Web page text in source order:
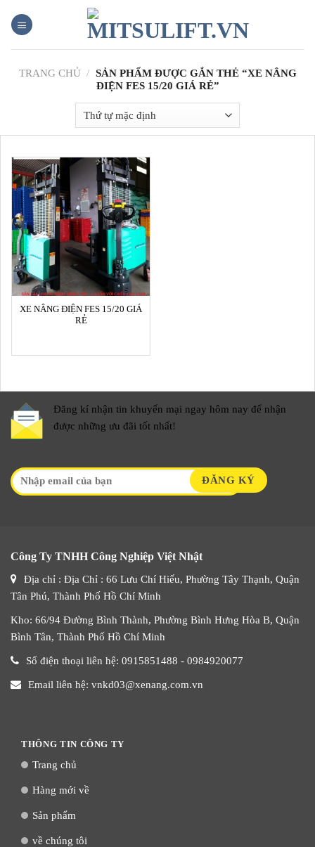
TRANG CHỦ / SẢN PHẨM ĐƯỢC GẮN THẺ “XE NÂNG
ĐIỆN FES 15/20 GIÁ RẺ”
XE NÂNG ĐIỆN FES 15/20 GIÁ
RẺ
Đăng kí nhận tin khuyến mại ngay hôm nay để nhận
được những ưu đãi tốt nhất!
Công Ty TNHH Công Nghiệp Việt Nhật
Địa chỉ : Địa Chỉ : 66 Lưu Chí Hiếu, Phường Tây Thạnh, Quận
Tân Phú, Thành Phố Hồ Chí Minh
Kho: 66/94 Đường Bình Thành, Phường Bình Hưng Hòa B, Quận
Bình Tân, Thành Phố Hồ Chí Minh
Số điện thoại liên hệ: 0915851488 - 0984920077
Email liên hệ: vnkd03@xenang.com.vn
THÔNG TIN CÔNG TY
Trang chủ
Hàng mới về
Sản phẩm
về chúng tôi